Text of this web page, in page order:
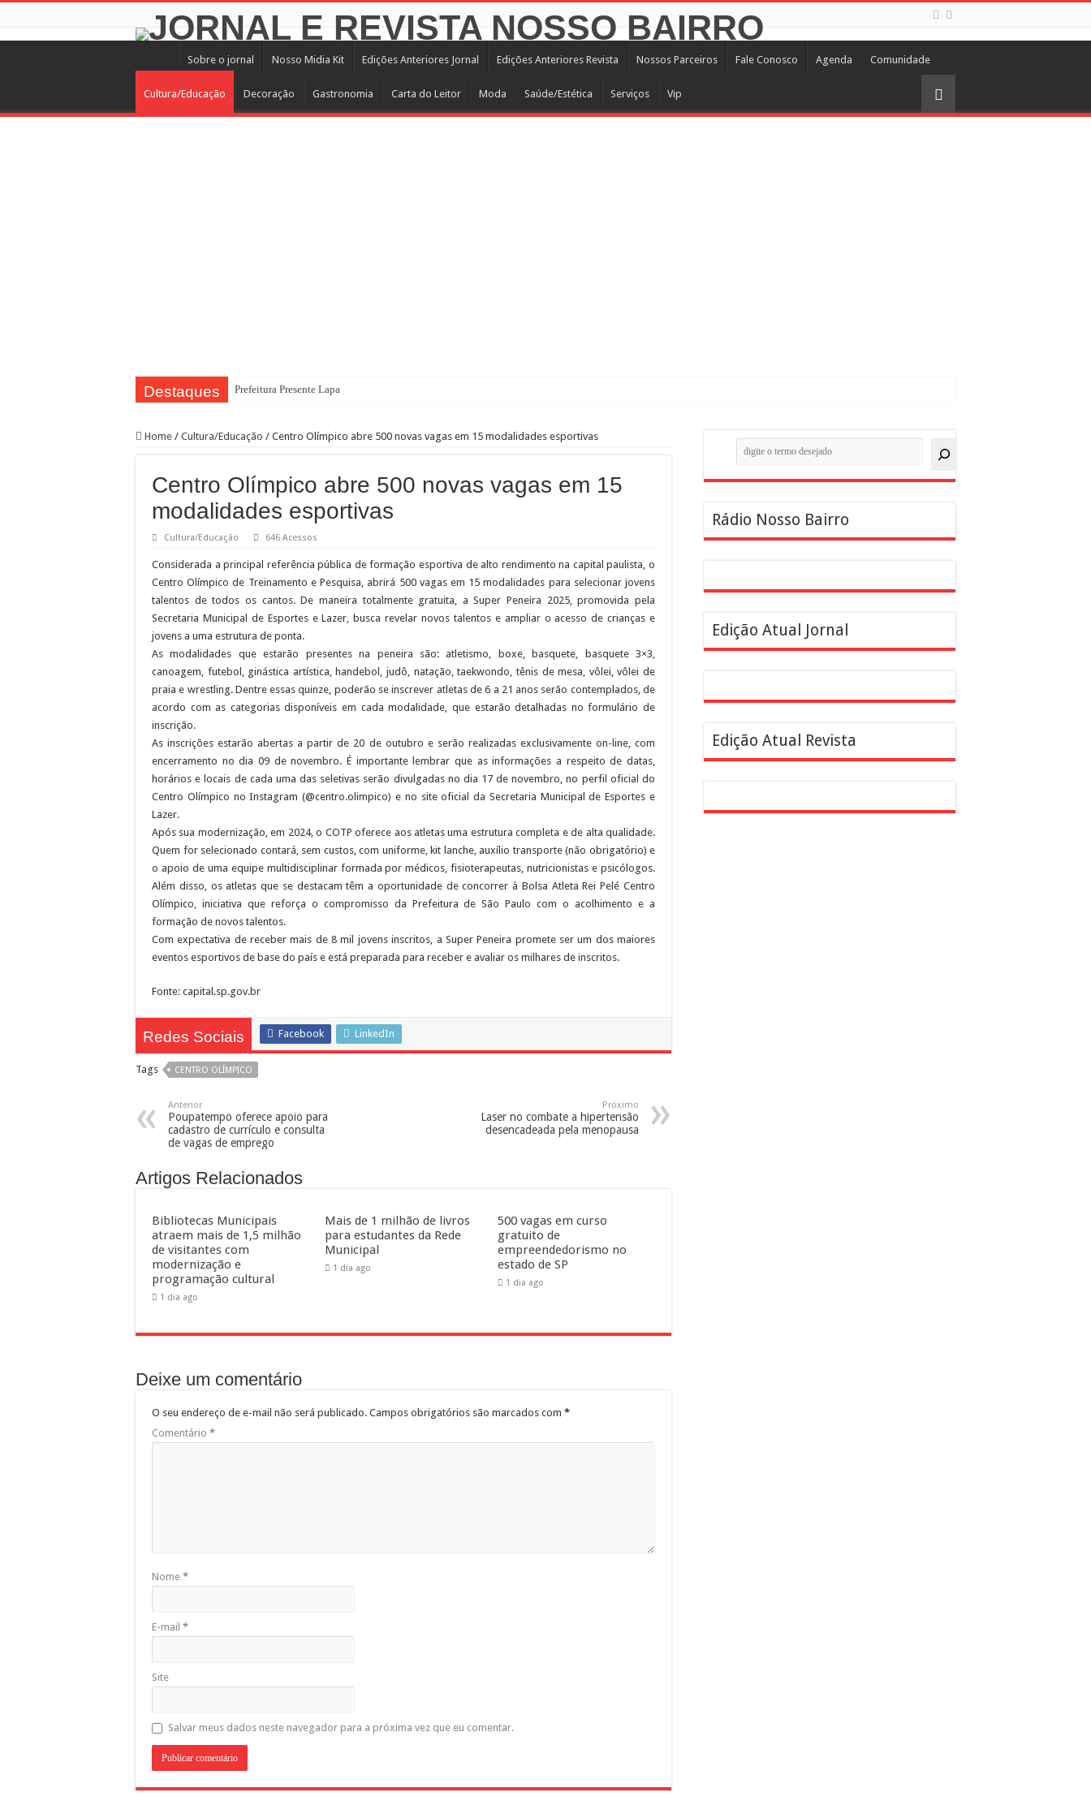
Sobre o jornal Nosso Midia Kit Edições Anteriores Jornal Edições Anteriores Revista Nossos Parceiros Fale Conosco Agenda Comunidade
Cultura/Educação Decoração Gastronomia Carta do Leitor Moda Saúde/Estética Serviços Vip
Destaques Prefeitura Presente Lapa
4 novos Bosques Urbanos na região central com mais de 4 mil árvores
WST Burguer: uma história de superação, paixão pela gastronomia e amor pelo bairro
Feira de adoção Lagunitas e Amigos de São Francisco no Parque Villa-Lobos
Prefeitura leva ações de saúde aos canteiros de obras para atrair homens aos serviços municipais de saúde
Saiba como realizar serviços de Creci-SP, Coren-SP e Crea-SP com auxílio do Poupatempo
Bibliotecas Municipais atraem mais de 1,5 milhão de visitantes com modernização e programação cultural
Home / Cultura/Educação / Centro Olímpico abre 500 novas vagas em 15 modalidades esportivas
Centro Olímpico abre 500 novas vagas em 15
modalidades esportivas
Cultura/Educação 646 Acessos
Considerada a principal referência pública de formação esportiva de alto rendimento na capital paulista, o
Centro Olímpico de Treinamento e Pesquisa, abrirá 500 vagas em 15 modalidades para selecionar jovens
talentos de todos os cantos. De maneira totalmente gratuita, a Super Peneira 2025, promovida pela
Secretaria Municipal de Esportes e Lazer, busca revelar novos talentos e ampliar o acesso de crianças e
jovens a uma estrutura de ponta.
As modalidades que estarão presentes na peneira são: atletismo, boxe, basquete, basquete 3×3,
canoagem, futebol, ginástica artística, handebol, judô, natação, taekwondo, tênis de mesa, vôlei, vôlei de
praia e wrestling. Dentre essas quinze, poderão se inscrever atletas de 6 a 21 anos serão contemplados, de
acordo com as categorias disponíveis em cada modalidade, que estarão detalhadas no formulário de
inscrição.
As inscrições estarão abertas a partir de 20 de outubro e serão realizadas exclusivamente on-line, com
encerramento no dia 09 de novembro. É importante lembrar que as informações a respeito de datas,
horários e locais de cada uma das seletivas serão divulgadas no dia 17 de novembro, no perfil oficial do
Centro Olímpico no Instagram (@centro.olimpico) e no site oficial da Secretaria Municipal de Esportes e
Lazer.
Após sua modernização, em 2024, o COTP oferece aos atletas uma estrutura completa e de alta qualidade.
Quem for selecionado contará, sem custos, com uniforme, kit lanche, auxílio transporte (não obrigatório) e
o apoio de uma equipe multidisciplinar formada por médicos, fisioterapeutas, nutricionistas e psicólogos.
Além disso, os atletas que se destacam têm a oportunidade de concorrer à Bolsa Atleta Rei Pelé Centro
Olímpico, iniciativa que reforça o compromisso da Prefeitura de São Paulo com o acolhimento e a
formação de novos talentos.
Com expectativa de receber mais de 8 mil jovens inscritos, a Super Peneira promete ser um dos maiores
eventos esportivos de base do país e está preparada para receber e avaliar os milhares de inscritos.
Fonte: capital.sp.gov.br
Redes Sociais Facebook LinkedIn
Tags CENTRO OLÍMPICO
Anterior
Poupatempo oferece apoio para
cadastro de currículo e consulta
de vagas de emprego
Próximo
Laser no combate a hipertensão
desencadeada pela menopausa
Artigos Relacionados
Bibliotecas Municipais
atraem mais de 1,5 milhão
de visitantes com
modernização e
programação cultural
1 dia ago
Mais de 1 milhão de livros
para estudantes da Rede
Municipal
1 dia ago
500 vagas em curso
gratuito de
empreendedorismo no
estado de SP
1 dia ago
Deixe um comentário
O seu endereço de e-mail não será publicado. Campos obrigatórios são marcados com *
Comentário *
Nome *
E-mail *
Site
Salvar meus dados neste navegador para a próxima vez que eu comentar.
Pesquisar
Rádio Nosso Bairro
Edição Atual Jornal
Edição Atual Revista